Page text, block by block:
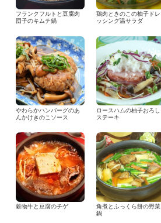
フランクフルトと豆腐肉
団子のキムチ鍋
鶏肉ときのこの柚子ドレ
ッシング温サラダ
やわらかハンバーグのあ
んかけきのこソース
ロースハムの柚子おろし
ステーキ
穀物牛と豆腐のチゲ
角煮とふっくら餅の野菜
鍋